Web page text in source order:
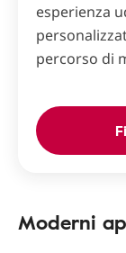
esperienza
percorso di
Moderni